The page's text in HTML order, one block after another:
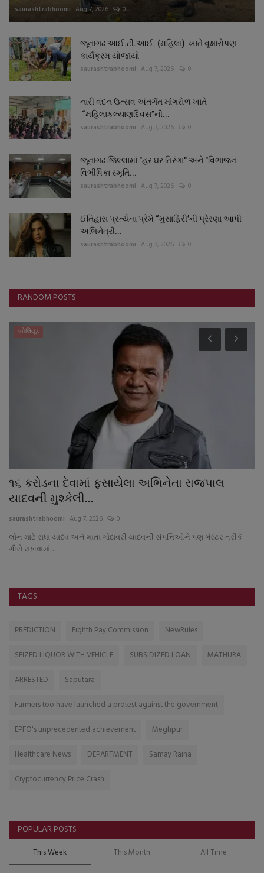
saurashtrabhoomi Aug 7, 2026 0
જૂનાગઢ આઈ.ટી.આઈ. (મહિલા) ખાતે વૃક્ષારોપણ
કાર્યક્રમ યોજાયો
saurashtrabhoomi Aug 7, 2026 0
નારી વંદન ઉત્સવ અંતર્ગત માંગરોળ ખાતે
“મહિલાકલ્યાણદિવસ”ની...
saurashtrabhoomi Aug 7, 2026 0
જૂનાગઢ જિલ્લામાં "હર ઘર તિરંગા" અને "વિભાજન
વિભીષિકા સ્મૃતિ...
saurashtrabhoomi Aug 7, 2026 0
ઈતિહાસ પ્રત્યેના પ્રેમે “મુસાફિરી’ની પ્રેરણા આપીઃ
અભિનેત્રી...
saurashtrabhoomi Aug 7, 2026 0
RANDOM POSTS
બોલિવૂડ
૧૬ કરોડના દેવામાં ફસાયેલા અભિનેતા રાજપાલ
યાદવની મુશ્કેલી...
saurashtrabhoomi Aug 7, 2026 0
લોન માટે રાધા યાદવ અને માતા ગોદાવરી યાદવની સંપત્તિઓને પણ ગેરંટર તરીકે
ગીરો રાખવામાં...
TAGS
PREDICTION Eighth Pay Commission
NewRules
SEIZED LIQUOR WITH VEHICLE
SUBSIDIZED LOAN
MATHURA
ARRESTED
Saputara
Farmers too have launched a protest against the government
EPFO's unprecedented achievement
Meghpur
Healthcare News
DEPARTMENT
Samay Raina
Cryptocurrency Price Crash
POPULAR POSTS
This Week This Month All Time